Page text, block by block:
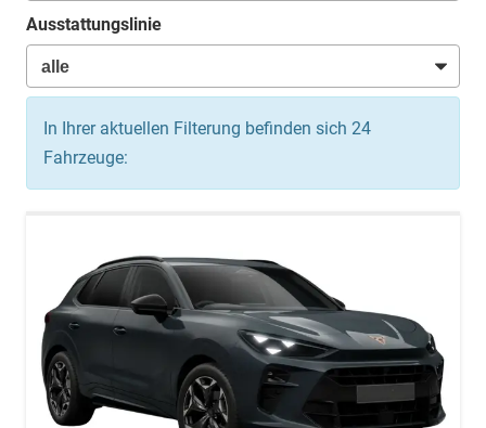
Ausstattungslinie
In Ihrer aktuellen Filterung befinden sich 24
Fahrzeuge: